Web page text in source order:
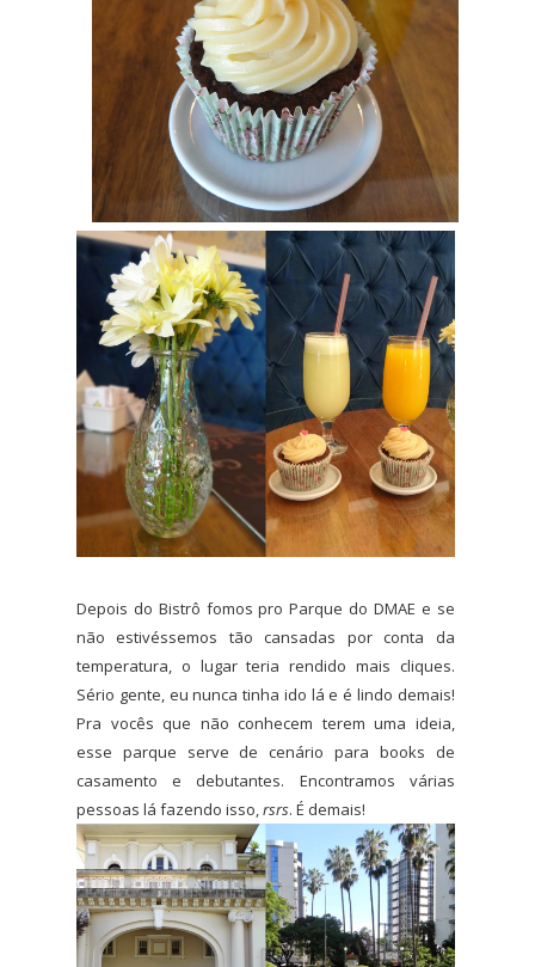
Depois do Bistrô fomos pro Parque do DMAE e se
não estivéssemos tão cansadas por conta da
temperatura, o lugar teria rendido mais cliques.
Sério gente, eu nunca tinha ido lá e é lindo demais!
Pra vocês que não conhecem terem uma ideia,
esse parque serve de cenário para books de
casamento e debutantes. Encontramos várias
pessoas lá fazendo isso, rsrs. É demais!